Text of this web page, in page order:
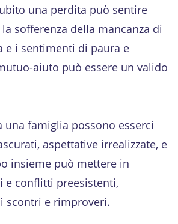
una perdita può sentire
sofferenza della mancanza di
e i sentimenti di paura e
aiuto può essere un valido
una famiglia possono esserci
aspettative irrealizzate, e
insieme può mettere in
e conflitti preesistenti,
scontri e rimproveri.